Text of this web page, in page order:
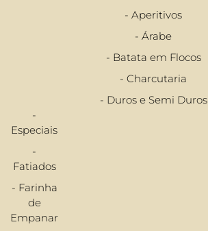
- Aperitivos
- Árabe
- Batata em Flocos
- Charcutaria
- Duros e Semi Duros
-
Especiais
-
Fatiados
- Farinha
de
Empanar